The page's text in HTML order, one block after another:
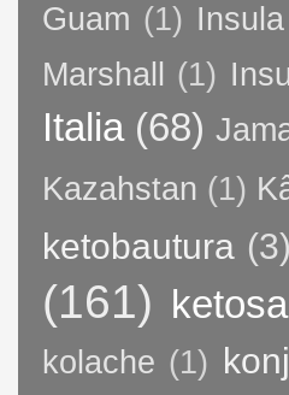
Guam (1)
Marshall
(1)
Italia (68)
Kazahstan (1)
ketobautura (3)
(161)
kolache (1)